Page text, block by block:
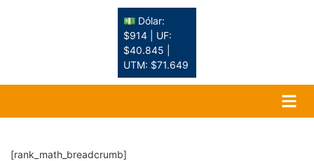
💵 Dólar:
$914 | UF:
$40.845 |
UTM: $71.649
[rank_math_breadcrumb]